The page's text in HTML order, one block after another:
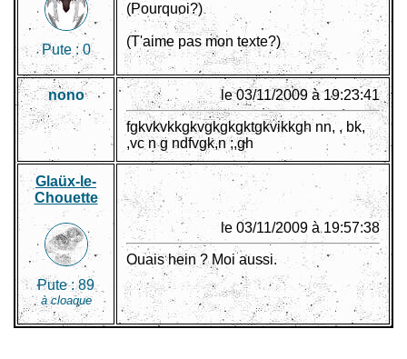
Pute :0
(Pourquoi?)
(T'aime pas mon texte?)
nono le 03/11/2009 à 19:23:41
fgkvkvkkgkvgkgkgktgkvikkgh nn, , bk,
,vc n g ndfvgk,n ;,gh
Glaüx-le-
Chouette
Pute :89
à cloaque
le 03/11/2009 à 19:57:38
Ouais hein ? Moi aussi.